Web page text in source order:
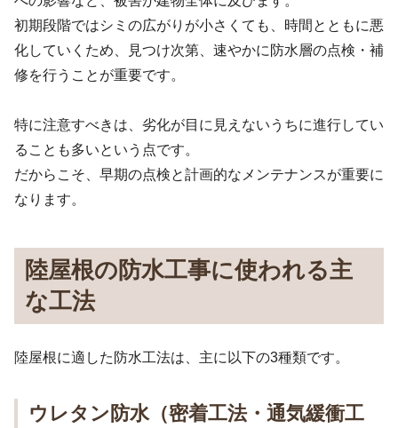
初期段階ではシミの広がりが小さくても、時間とともに悪
化していくため、見つけ次第、速やかに防水層の点検・補
修を行うことが重要です。
特に注意すべきは、劣化が目に見えないうちに進行してい
ることも多いという点です。
だからこそ、早期の点検と計画的なメンテナンスが重要に
なります。
陸屋根の防水工事に使われる主
な工法
陸屋根に適した防水工法は、主に以下の3種類です。
ウレタン防水（密着工法・通気緩衝工